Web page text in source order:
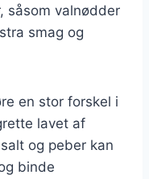
såsom valnødder
smag og
en stor forskel i
lavet af
og peber kan
binde